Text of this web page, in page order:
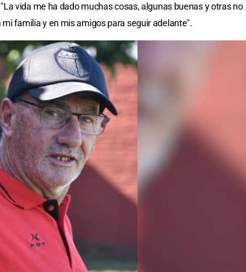
vida me ha dado muchas cosas, algunas buenas y otras no
familia y en mis amigos para seguir adelante".